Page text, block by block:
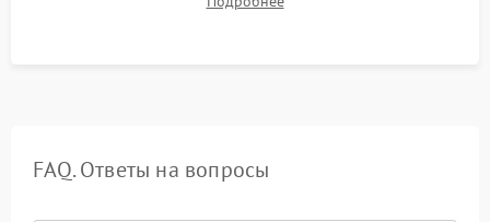
в рабочем режиме в течение нескольких часов.
FAQ. Ответы на вопросы